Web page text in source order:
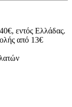
εντός Ελλάδας.
από 13€